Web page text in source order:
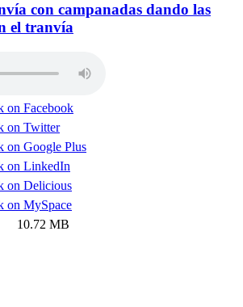
con campanadas dando las
el tranvía
10.72 MB